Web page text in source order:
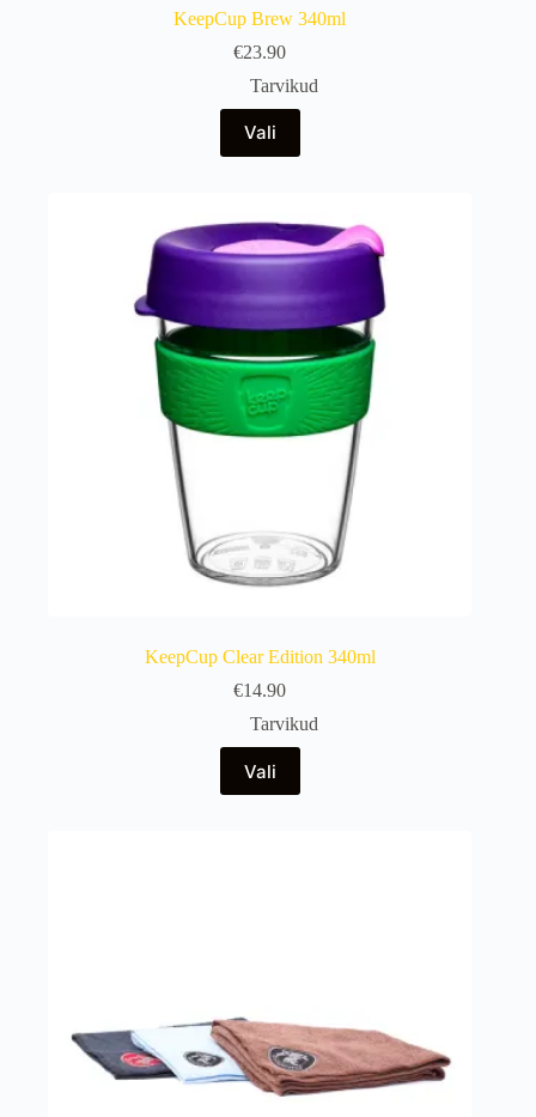
KeepCup Brew 340ml
€23.90
Tarvikud
Vali
Sellel
tootel
on
Valikuid
saab
teha
tootelehel.
KeepCup Clear Edition 340ml
€14.90
Tarvikud
Vali
Sellel
tootel
on